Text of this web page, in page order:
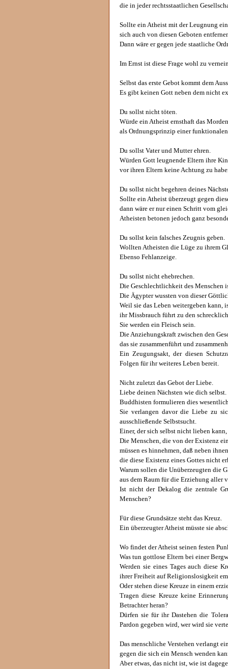
die in jeder rechtsstaatlichen
Sollte ein Atheist mit der Leugnung
sich auch von diesen Geboten
Dann wäre er gegen jede staatliche
Im Ernst ist diese Frage wohl zu
Selbst das erste Gebot kommt dem
Es gibt keinen Gott neben dem nicht
Du sollst nicht töten.
Würde ein Atheist ernsthaft das
als Ordnungsprinzip einer
Du sollst Vater und Mutter ehren.
Würden Gott leugnende Eltern ihre
vor ihren Eltern keine Achtung zu
Du sollst nicht begehren deines
Sollte ein Atheist überzeugt gegen
dann wäre er nur einen Schritt vom
Atheisten betonen jedoch ganz
Du sollst kein falsches Zeugnis geben.
Wollten Atheisten die Lüge zu ihrem
Ebenso Fehlanzeige.
Du sollst nicht ehebrechen.
Die Geschlechtlichkeit des Menschen
Die Ägypter wussten von dieser
Weil sie das Leben weitergeben kann,
ihr Missbrauch führt zu den
Sie werden ein Fleisch sein.
Die Anziehungskraft zwischen den
das sie zusammenführt und
Ein Zeugungsakt, der diesen
Folgen für ihr weiteres Leben bereit.
Nicht zuletzt das Gebot der Liebe.
Liebe deinen Nächsten wie dich selbst.
Buddhisten formulieren dies
Sie verlangen davor die Liebe zu
ausschließende Selbstsucht.
Einer, der sich selbst nicht lieben
Die Menschen, die von der Existenz
müssen es hinnehmen, daß neben
die diese Existenz eines Gottes nicht
Warum sollen die Unüberzeugten die
aus dem Raum für die Erziehung aller
Ist nicht der Dekalog die zentrale
Menschen?
Für diese Grundsätze steht das Kreuz.
Ein überzeugter Atheist müsste sie
Wo findet der Atheist seinen festen
Was tun gottlose Eltern bei einer
Werden sie eines Tages auch diese
ihrer Freiheit auf Religionslosigkeit
Oder stehen diese Kreuze in einem
Tragen diese Kreuze keine
Betrachter heran?
Dürfen sie für ihr Dastehen die
Pardon gegeben wird, wer wird sie
Das menschliche Verstehen verlangt
gegen die sich ein Mensch wenden
Aber etwas, das nicht ist, wie ist